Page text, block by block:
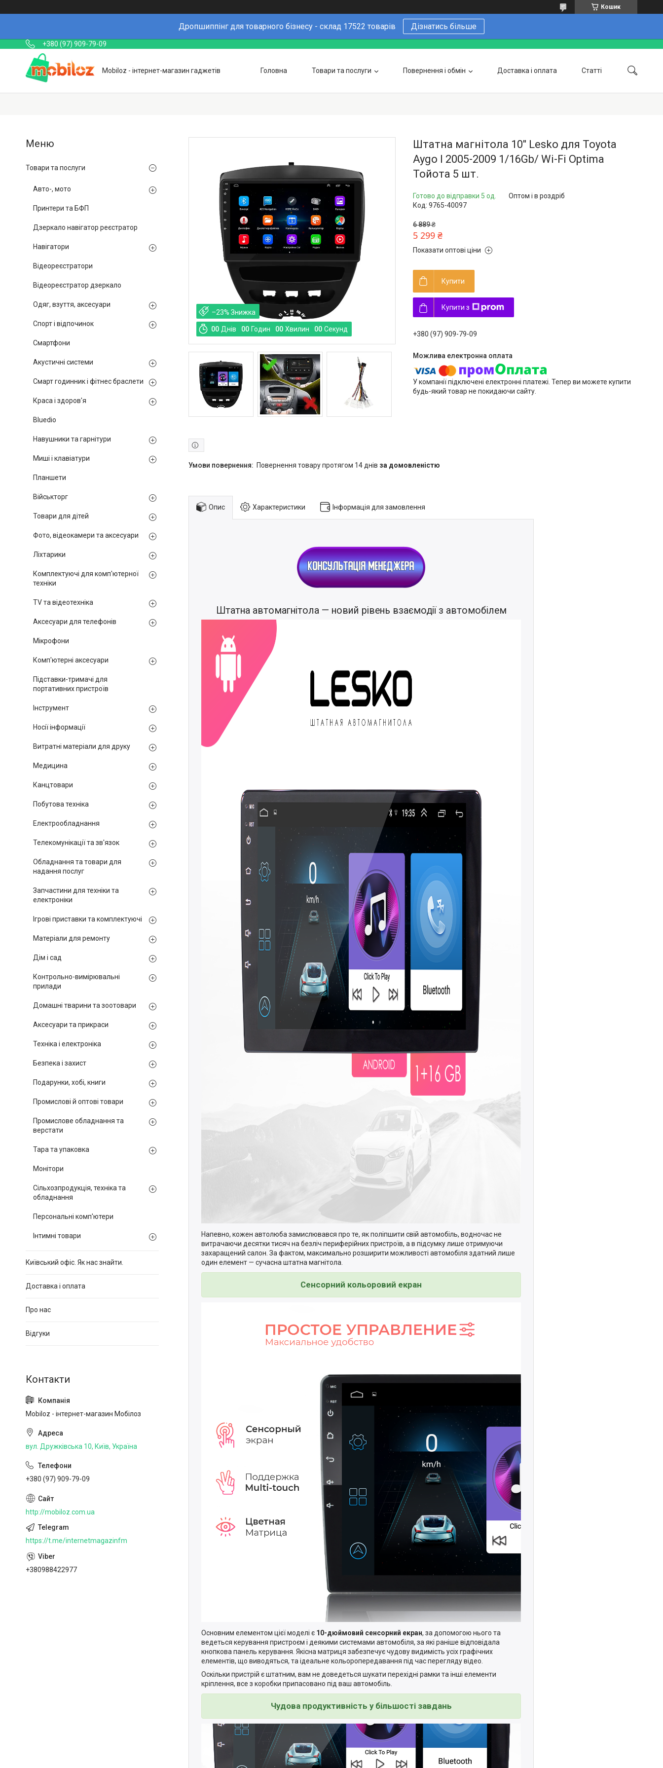
Кошик
Дропшиппінг для товарного бізнесу - склад 17522 товарів Дізнатись більше
+380 (97) 909-79-09
Mobiloz - інтернет-магазин гаджетів Головна Товари та послуги Повернення і обмін Доставка і оплата Статті
Оптовим покупцям Напишіть нам в Telegram Фотогалерея
–23%
00 Днів 00 Годин 00 Хвилин 00 Секунд
Штатна магнітола 10" Lesko для Toyota
Aygo I 2005-2009 1/16Gb/ Wi-Fi Optima
Тойота 5 шт.
Готово до відправки 5 од.
Оптом і в роздріб
Код: 9765-40097
6 889 ₴
5 299 ₴
Показати оптові ціни
Купити
Купити з
+380 (97) 909-79-09
У компанії підключені електронні платежі. Тепер ви можете купити
будь-який товар не покидаючи сайту.
повернення товару протягом 14 днів за домовленістю
Опис Характеристики Інформація для замовлення
Штатна автомагнітола — новий рівень взаємодії з автомобілем
Напевно, кожен автолюба замислювався про те, як поліпшити свій автомобіль, водночас не
витрачаючи десятки тисяч на безліч периферійних пристроїв, а в підсумку лише отримуючи
захаращений салон. За фактом, максимально розширити можливості автомобіля здатний лише
один елемент — сучасна штатна магнітола.
Сенсорний кольоровий екран
Основним елементом цієї моделі є 10-дюймовий сенсорний екран, за допомогою нього та
ведеться керування пристроєм і деякими системами автомобіля, за які раніше відповідала
кнопкова панель керування. Якісна матриця забезпечує чудову видимість усіх графічних
елементів, що виводяться, та ідеальне кольоропередавання під час перегляду відео.
Оскільки пристрій є штатним, вам не доведеться шукати перехідні рамки та інші елементи
кріплення, все з коробки припасовано під ваш автомобіль.
Чудова продуктивність у більшості завдань
Товари та послуги
Авто-, мото
Принтери та БФП
Дзеркало навігатор реєстратор
Навігатори
Відеореєстратори
Відеореєстратор дзеркало
Одяг, взуття, аксесуари
Спорт і відпочинок
Смартфони
Акустичні системи
Смарт годинник і фітнес браслети
Краса і здоров'я
Bluedio
Навушники та гарнітури
Миші і клавіатури
Планшети
Військторг
Товари для дітей
Фото, відеокамери та аксесуари
Ліхтарики
Комплектуючі для комп'ютерної
техніки
TV та відеотехніка
Аксесуари для телефонів
Мікрофони
Комп'ютерні аксесуари
Підставки-тримачі для
портативних пристроїв
Інструмент
Носії інформації
Витратні матеріали для друку
Медицина
Канцтовари
Побутова техніка
Електрообладнання
Телекомунікації та зв'язок
Обладнання та товари для
надання послуг
Запчастини для техніки та
електроніки
Ігрові приставки та комплектуючі
Матеріали для ремонту
Дім і сад
Контрольно-вимірювальні
прилади
Домашні тварини та зоотовари
Аксесуари та прикраси
Техніка і електроніка
Безпека і захист
Подарунки, хобі, книги
Промислові й оптові товари
Промислове обладнання та
верстати
Тара та упаковка
Монітори
Сільхозпродукція, техніка та
обладнання
Персональні комп'ютери
Інтимні товари
Київський офіс. Як нас знайти.
Доставка і оплата
Про нас
Відгуки
Mobiloz - інтернет-магазин Мобілоз
вул. Дружківська 10, Київ, Україна
+380 (97) 909-79-09
http://mobiloz.com.ua
https://t.me/internetmagazinfm
+380988422977